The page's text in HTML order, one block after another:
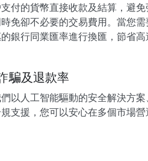
付的貨幣直接收款及結算，避
免卻不必要的交易費用。當您
銀行同業匯率進行換匯，節省高
騙及退款率
以人工智能驅動的安全解決方
支援，您可以安心在多個市場營